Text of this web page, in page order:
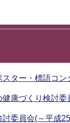
ター・標語コン
康づくり検討委
委員会(～平成